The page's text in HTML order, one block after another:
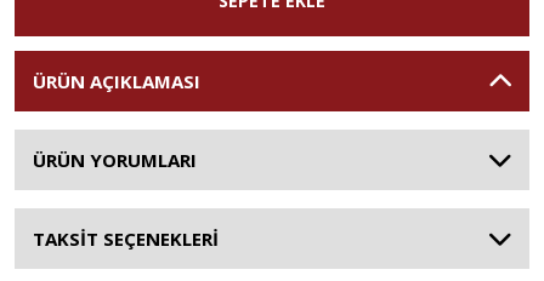
ÜRÜN AÇIKLAMASI
ÜRÜN YORUMLARI
TAKSİT SEÇENEKLERİ